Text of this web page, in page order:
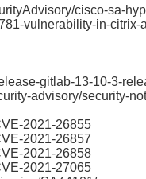
cisco-sa-
vulnerability-in-
gitlab-13-10-3-
advisory/security-
2021-26855
2021-26857
2021-26858
2021-27065